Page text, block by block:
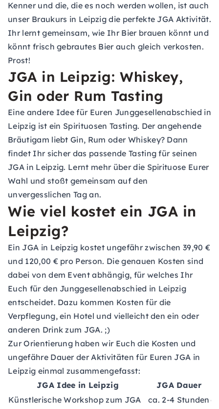
Kenner und die, die es noch werden wollen, ist auch
unser Braukurs in Leipzig die perfekte JGA Aktivität.
Ihr lernt gemeinsam, wie Ihr Bier brauen könnt und
könnt frisch gebrautes Bier auch gleich verkosten.
Prost!
JGA in Leipzig: Whiskey,
Gin oder Rum Tasting
Eine andere Idee für Euren Junggesellenabschied in
Leipzig ist ein Spirituosen Tasting. Der angehende
Bräutigam liebt Gin, Rum oder Whiskey? Dann
findet Ihr sicher das passende Tasting für seinen
JGA in Leipzig. Lernt mehr über die Spirituose Eurer
Wahl und stoßt gemeinsam auf den
unvergesslichen Tag an.
Wie viel kostet ein JGA in
Leipzig?
Ein JGA in Leipzig kostet ungefähr zwischen 39,90 €
und 120,00 € pro Person. Die genauen Kosten sind
dabei von dem Event abhängig, für welches Ihr
Euch für den Junggesellenabschied in Leipzig
entscheidet. Dazu kommen Kosten für die
Verpflegung, ein Hotel und vielleicht den ein oder
anderen Drink zum JGA. ;)
Zur Orientierung haben wir Euch die Kosten und
ungefähre Dauer der Aktivitäten für Euren JGA in
Leipzig einmal zusammengefasst:
JGA Idee in Leipzig
JGA Dauer
Künstlerische Workshop zum JGA
ca. 2-4 Stunden